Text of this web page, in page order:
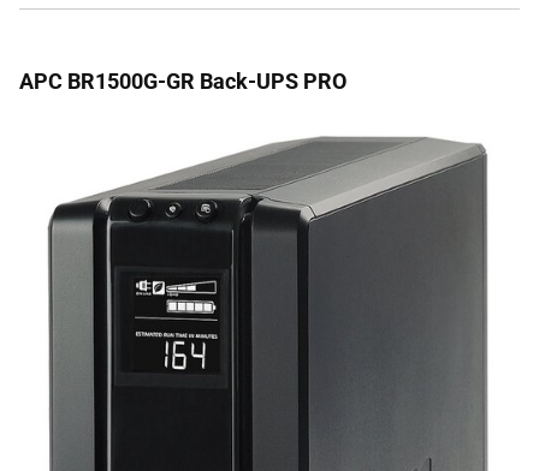
APC BR1500G-GR Back-UPS PRO